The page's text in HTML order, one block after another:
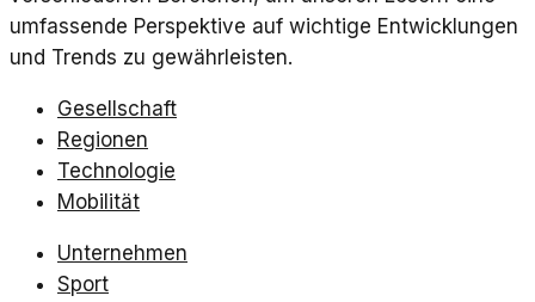
umfassende Perspektive auf wichtige Entwicklungen
und Trends zu gewährleisten.
Gesellschaft
Regionen
Technologie
Mobilität
Unternehmen
Sport